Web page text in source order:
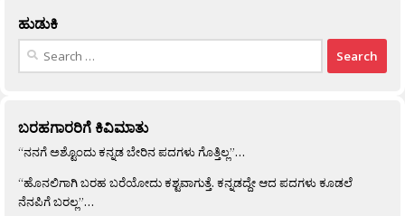
ಹುಡುಕಿ
Search
ಬರಹಗಾರರಿಗೆ ಕಿವಿಮಾತು
“ನನಗೆ ಅಶ್ಟೊಂದು ಕನ್ನಡ ಬೇರಿನ ಪದಗಳು ಗೊತ್ತಿಲ್ಲ”…
“ಹೊನಲಿಗಾಗಿ ಬರಹ ಬರೆಯೋದು ಕಶ್ಟವಾಗುತ್ತೆ. ಕನ್ನಡದ್ದೇ ಆದ ಪದಗಳು ಕೂಡಲೆ
ನೆನಪಿಗೆ ಬರಲ್ಲ”…